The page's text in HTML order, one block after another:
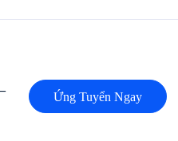
Ứng Tuyển Ngay